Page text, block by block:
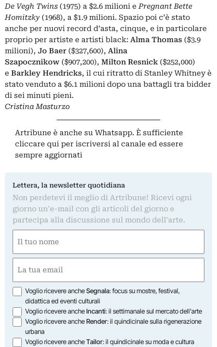
De Vegh Twins (1975) a $2.6 milioni ePregnant Bette
Homitzky (1968), a $1.9 milioni. Spazio poi c’è stato
anche per nuovi record d’asta, cinque, e in particolare
proprio per artiste e artisti black: Alma Thomas ($3.9
milioni), Jo Baer ($327,600), Alina
Szapocznikow ($907,200), Milton Resnick ($252,000)
e Barkley Hendricks, il cui ritratto di Stanley Whitney è
stato venduto a $6.1 milioni dopo una battagli tra bidder
di sei minuti pieni.
Cristina Masturzo
Artribune è anche su Whatsapp. È sufficiente
cliccare qui per iscriversi al canale ed essere
sempre aggiornati
Lettera, la newsletter quotidiana
Non perdetevi il meglio di Artribune! Ricevi ogni
giorno un'e-mail con gli articoli del giorno e
partecipa alla discussione sul mondo dell'arte.
(Required)
First
(Required)
Opzioni
Voglio ricevere ancheSegnala: focus su mostre, festival,
didattica ed eventi culturali
Voglio ricevere ancheIncanti: il settimanale sul mercato dell'arte
Voglio ricevere ancheRender: il quindicinale sulla rigenerazione
urbana
Voglio ricevere ancheTailor: il quindicinale su moda e cultura